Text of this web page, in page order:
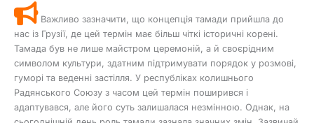
Важливо зазначити, що концепція тамади прийшла до
нас із Грузії, де цей термін має більш чіткі історичні корені.
Тамада був не лише майстром церемоній, а й своєрідним
символом культури, здатним підтримувати порядок у розмові,
гуморі та веденні застілля. У республіках колишнього
Радянського Союзу з часом цей термін поширився і
адаптувався, але його суть залишалася незмінною. Однак, на